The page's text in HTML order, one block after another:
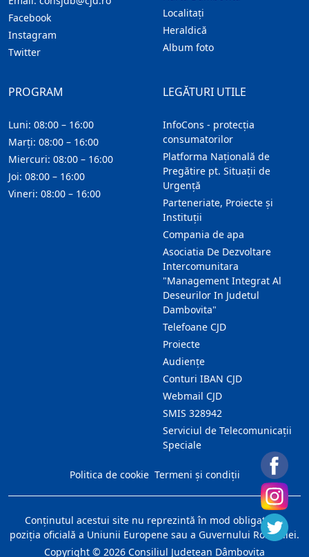
Facebook
Instagram
Twitter
Localitaţi
Heraldică
Album foto
LEGĂTURI UTILE
InfoCons - protecția
consumatorilor
Platforma Națională de
Pregătire pt. Situații de
Urgență
Parteneriate, Proiecte și
Instituții
Compania de apa
Asociatia De Dezvoltare
Intercomunitara
"Management Integrat Al
Deseurilor In Judetul
Dambovita"
Telefoane CJD
Proiecte
Audienţe
Conturi IBAN CJD
Webmail CJD
SMIS 328942
Serviciul de Telecomunicații
Speciale
PROGRAM
Luni: 08:00 – 16:00
Marți: 08:00 – 16:00
Miercuri: 08:00 – 16:00
Joi: 08:00 – 16:00
Vineri: 08:00 – 16:00
Politica de cookie Termeni și condiții
Conţinutul acestui site nu reprezintă în mod obligatoriu
poziţia oficială a Uniunii Europene sau a Guvernului României.
Copyright © 2026 Consiliul Judeţean Dâmboviţa